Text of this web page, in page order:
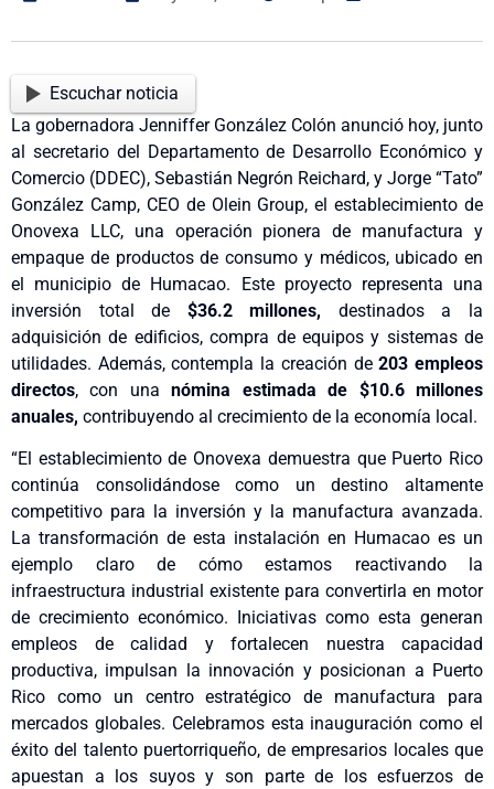
Escuchar noticia
La gobernadora Jenniffer González Colón anunció hoy, junto
al secretario del Departamento de Desarrollo Económico y
Comercio (DDEC), Sebastián Negrón Reichard, y Jorge “Tato”
González Camp, CEO de Olein Group, el establecimiento de
Onovexa LLC, una operación pionera de manufactura y
empaque de productos de consumo y médicos, ubicado en
el municipio de Humacao. Este proyecto representa una
inversión total de $36.2 millones, destinados a la
adquisición de edificios, compra de equipos y sistemas de
utilidades. Además, contempla la creación de203 empleos
directos, con unanómina estimada de $10.6 millones
anuales, contribuyendo al crecimiento de la economía local.
“El establecimiento de Onovexa demuestra que Puerto Rico
continúa consolidándose como un destino altamente
competitivo para la inversión y la manufactura avanzada.
La transformación de esta instalación en Humacao es un
ejemplo claro de cómo estamos reactivando la
infraestructura industrial existente para convertirla en motor
de crecimiento económico. Iniciativas como esta generan
empleos de calidad y fortalecen nuestra capacidad
productiva, impulsan la innovación y posicionan a Puerto
Rico como un centro estratégico de manufactura para
mercados globales. Celebramos esta inauguración como el
éxito del talento puertorriqueño, de empresarios locales que
apuestan a los suyos y son parte de los esfuerzos de